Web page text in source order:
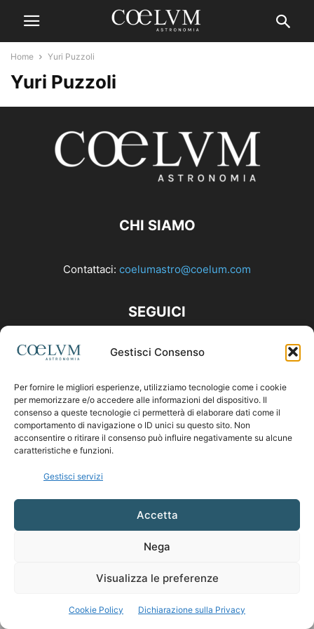
Gestisci Consenso
Per fornire le migliori esperienze, utilizziamo tecnologie come i cookie
per memorizzare e/o accedere alle informazioni del dispositivo. Il
consenso a queste tecnologie ci permetterà di elaborare dati come il
comportamento di navigazione o ID unici su questo sito. Non
acconsentire o ritirare il consenso può influire negativamente su alcune
caratteristiche e funzioni.
Gestisci servizi
Accetta
Nega
Visualizza le preferenze
Cookie Policy Dichiarazione sulla Privacy
Home Yuri Puzzoli
Yuri Puzzoli
CHI SIAMO
Contattaci: coelumastro@coelum.com
SEGUICI